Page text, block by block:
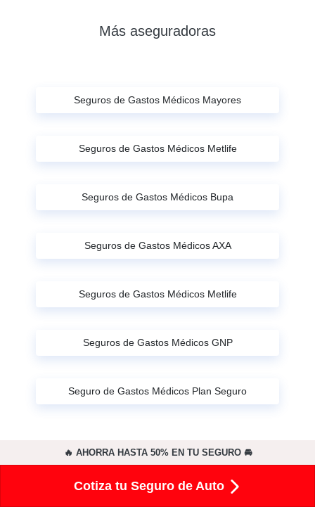
Más aseguradoras
Seguros de Gastos Médicos Mayores
Seguros de Gastos Médicos Metlife
Seguros de Gastos Médicos Bupa
Seguros de Gastos Médicos AXA
Seguros de Gastos Médicos Metlife
Seguros de Gastos Médicos GNP
Seguro de Gastos Médicos Plan Seguro
🔥 AHORRA HASTA 50% EN TU SEGURO 🚘
Cotiza tu Seguro de Auto